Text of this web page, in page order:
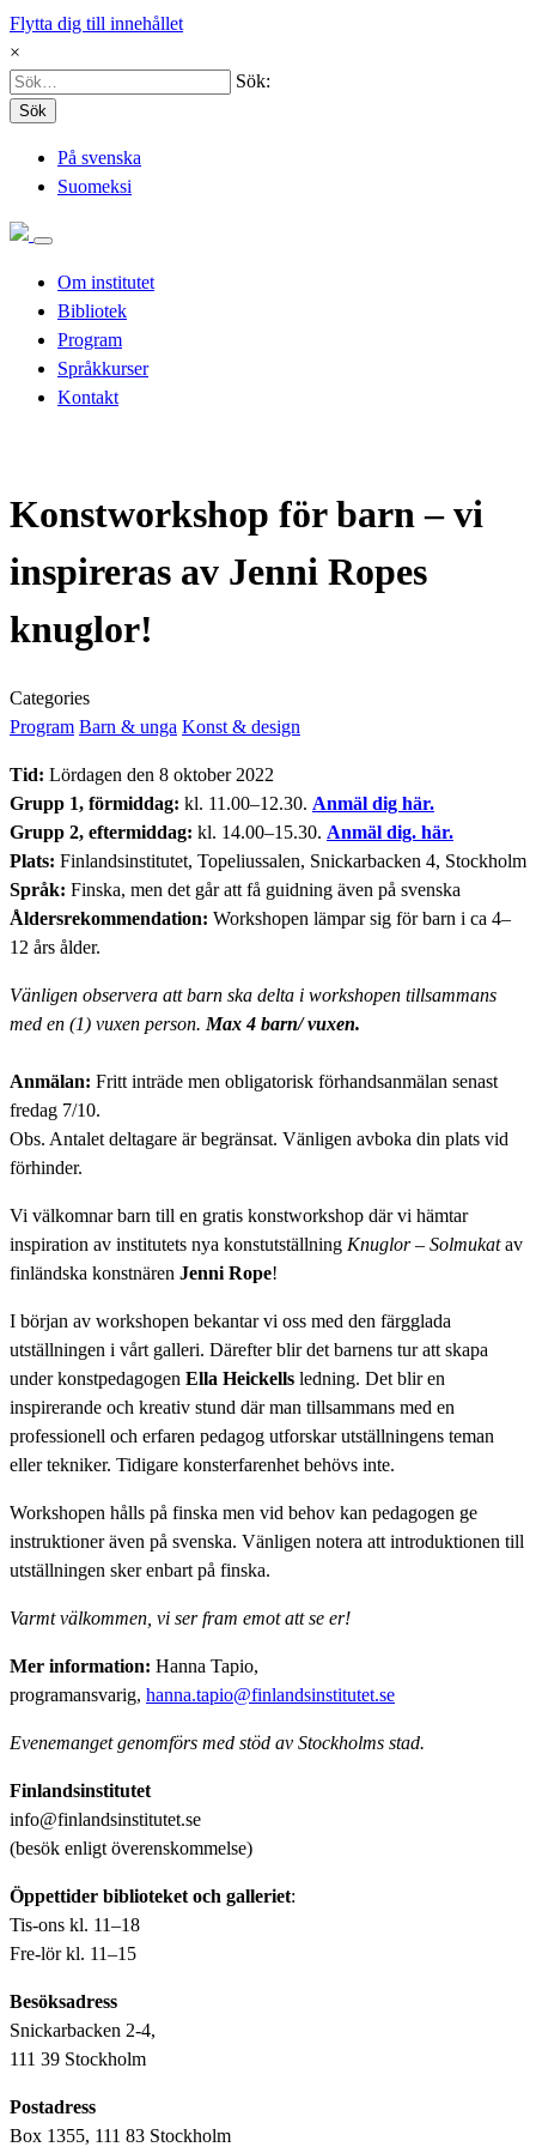
Flytta dig till innehållet
×
Sök:
Sök
På svenska
Suomeksi
Om institutet
Bibliotek
Program
Språkkurser
Kontakt
Konstworkshop för barn – vi
inspireras av Jenni Ropes
knuglor!
Categories
Program Barn & unga Konst & design
Tid: Lördagen den 8 oktober 2022
Grupp 1, förmiddag: kl. 11.00–12.30. Anmäl dig här.
Grupp 2, eftermiddag: kl. 14.00–15.30. Anmäl dig. här.
Plats: Finlandsinstitutet, Topeliussalen, Snickarbacken 4, Stockholm
Språk: Finska, men det går att få guidning även på svenska
Åldersrekommendation: Workshopen lämpar sig för barn i ca 4–
12 års ålder.
Vänligen observera att barn ska delta i workshopen tillsammans
med en (1) vuxen person. Max 4 barn/ vuxen.
Anmälan: Fritt inträde men obligatorisk förhandsanmälan senast
fredag 7/10.
Obs. Antalet deltagare är begränsat. Vänligen avboka din plats vid
förhinder.
Vi välkomnar barn till en gratis konstworkshop där vi hämtar
inspiration av institutets nya konstutställning Knuglor – Solmukatav
finländska konstnären Jenni Rope!
I början av workshopen bekantar vi oss med den färgglada
utställningen i vårt galleri. Därefter blir det barnens tur att skapa
under konstpedagogen Ella Heickells ledning. Det blir en
inspirerande och kreativ stund där man tillsammans med en
professionell och erfaren pedagog utforskar utställningens teman
eller tekniker. Tidigare konsterfarenhet behövs inte.
Workshopen hålls på finska men vid behov kan pedagogen ge
instruktioner även på svenska. Vänligen notera att introduktionen till
utställningen sker enbart på finska.
Varmt välkommen, vi ser fram emot att se er!
Mer information: Hanna Tapio,
programansvarig, hanna.tapio@finlandsinstitutet.se
Evenemanget genomförs med stöd av Stockholms stad.
Finlandsinstitutet
info@finlandsinstitutet.se
(besök enligt överenskommelse)
Öppettider biblioteket och galleriet:
Tis-ons kl. 11–18
Fre-lör kl. 11–15
Besöksadress
Snickarbacken 2-4,
111 39 Stockholm
Postadress
Box 1355, 111 83 Stockholm